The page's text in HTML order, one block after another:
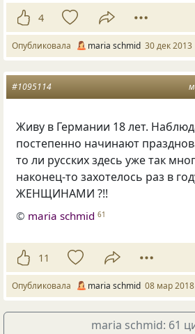
4
Опубликовала maria schmid 30 дек 2013
#1095114
Живу в Германии 18 лет.
постепенно начинают
то ли русских здесь уже так
наконец-то захотелось раз в
ЖЕНЩИНАМИ ?!!
© maria schmid 61
11
Опубликовала maria schmid 08 мар 2018
maria schmid: 61